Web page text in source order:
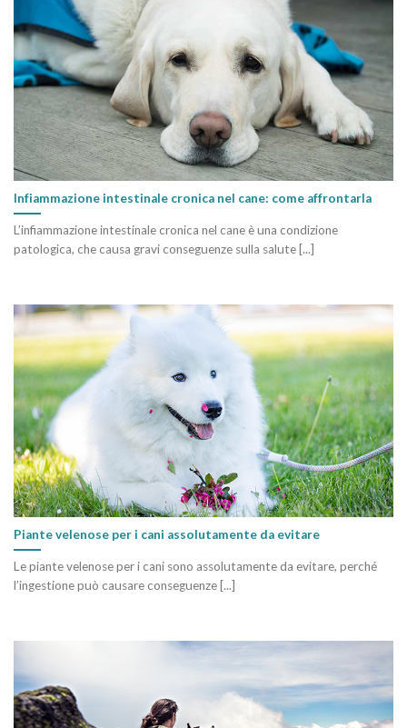
Infiammazione intestinale cronica nel cane: come affrontarla
L’infiammazione intestinale cronica nel cane è una condizione
patologica, che causa gravi conseguenze sulla salute [...]
Piante velenose per i cani assolutamente da evitare
Le piante velenose per i cani sono assolutamente da evitare, perché
l’ingestione può causare conseguenze [...]